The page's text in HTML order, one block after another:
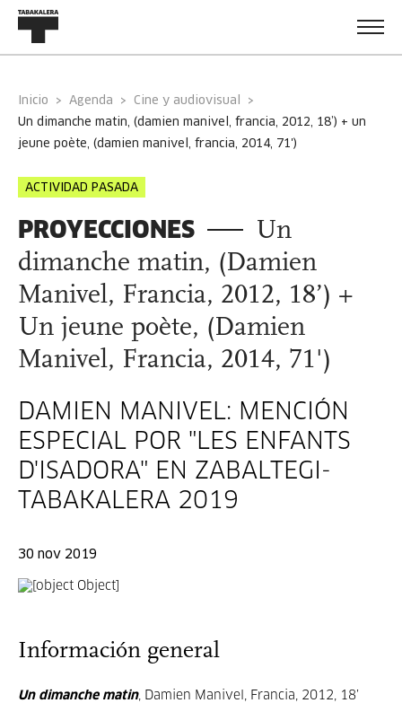
Inicio Agenda
Cine y audiovisual
un dimanche matin, (damien manivel, francia, 2012, 18’) + un
jeune poète, (damien manivel, francia, 2014, 71')
ACTIVIDAD PASADA
PROYECCIONES
Un
dimanche matin, (Damien
Manivel, Francia, 2012, 18’) +
Un jeune poète, (Damien
Manivel, Francia, 2014, 71')
DAMIEN MANIVEL: MENCIÓN
ESPECIAL POR "LES ENFANTS
D'ISADORA" EN ZABALTEGI-
TABAKALERA 2019
30 nov 2019
Información general
Un dimanche matin, Damien Manivel, Francia, 2012, 18’